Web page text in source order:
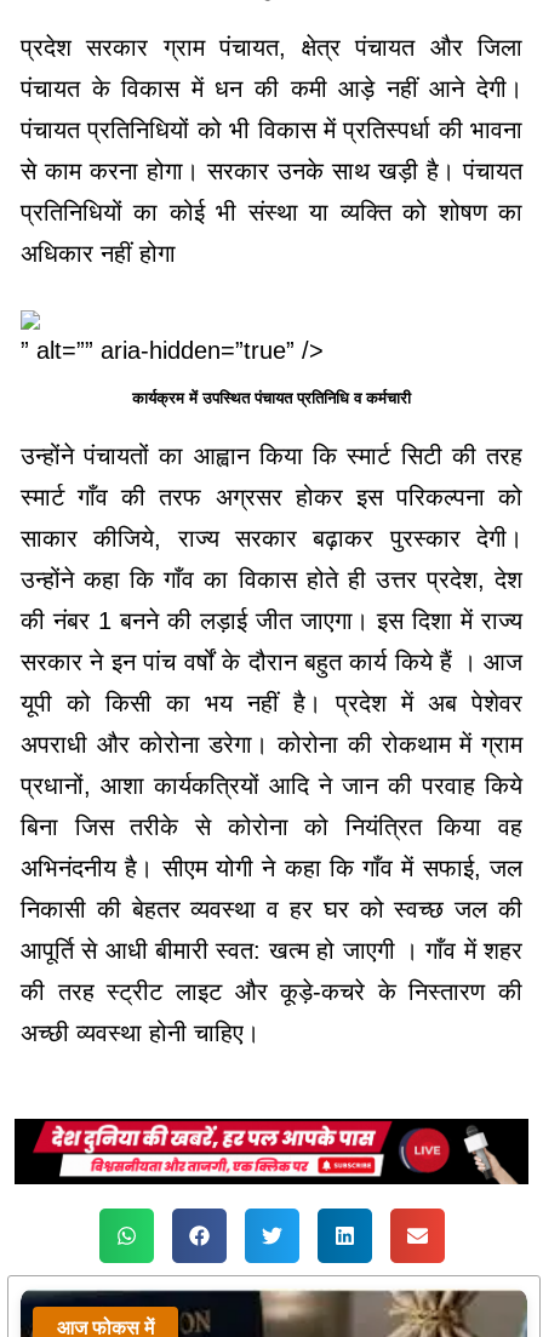
प्रदेश सरकार ग्राम पंचायत, क्षेत्र पंचायत और जिला
पंचायत के विकास में धन की कमी आड़े नहीं आने देगी।
पंचायत प्रतिनिधियों को भी विकास में प्रतिस्पर्धा की भावना
से काम करना होगा। सरकार उनके साथ खड़ी है। पंचायत
प्रतिनिधियों का कोई भी संस्था या व्यक्ति को शोषण का
अधिकार नहीं होगा
” alt=”” aria-hidden=”true” />
कार्यक्रम में उपस्थित पंचायत प्रतिनिधि व कर्मचारी
उन्होंने पंचायतों का आह्वान किया कि स्मार्ट सिटी की तरह
स्मार्ट गाँव की तरफ अग्रसर होकर इस परिकल्पना को
साकार कीजिये, राज्य सरकार बढ़ाकर पुरस्कार देगी।
उन्होंने कहा कि गाँव का विकास होते ही उत्तर प्रदेश, देश
की नंबर 1 बनने की लड़ाई जीत जाएगा। इस दिशा में राज्य
सरकार ने इन पांच वर्षों के दौरान बहुत कार्य किये हैं । आज
यूपी को किसी का भय नहीं है। प्रदेश में अब पेशेवर
अपराधी और कोरोना डरेगा। कोरोना की रोकथाम में ग्राम
प्रधानों, आशा कार्यकत्रियों आदि ने जान की परवाह किये
बिना जिस तरीके से कोरोना को नियंत्रित किया वह
अभिनंदनीय है। सीएम योगी ने कहा कि गाँव में सफाई, जल
निकासी की बेहतर व्यवस्था व हर घर को स्वच्छ जल की
आपूर्ति से आधी बीमारी स्वत: खत्म हो जाएगी । गाँव में शहर
की तरह स्ट्रीट लाइट और कूड़े-कचरे के निस्तारण की
अच्छी व्यवस्था होनी चाहिए।
आज फोकस में
आज फोकस में